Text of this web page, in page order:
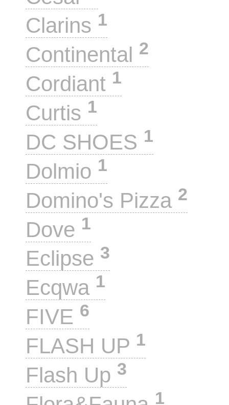
Clarins 1
Continental 2
Cordiant 1
Curtis 1
DC SHOES 1
Dolmio 1
Domino's Pizza 2
Dove 1
Eclipse 3
Ecqwa 1
FIVE 6
FLASH UP 1
Flash Up 3
1